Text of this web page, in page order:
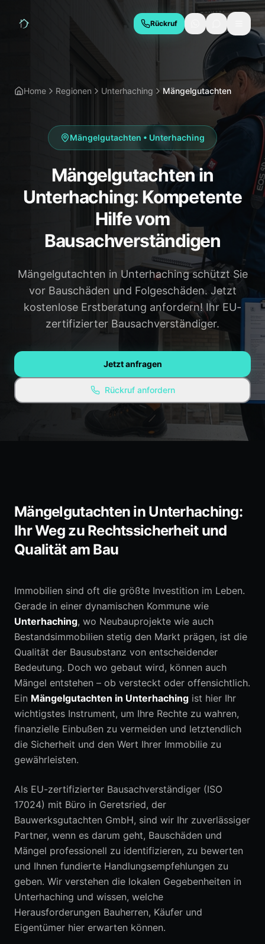
Rückruf
Hauskaufberatung
Bauabnahme
Schimmelgutachten
Energieberatung
REGIONEN
Geretsried
Wolfratshausen
Bad Tölz
Holzkirchen
Gauting
Weilheim
Penzberg
Alle Regionen →
Ratgeber / Blog
Experten-Empfehlungen
Kostenlose Ressourcen
Erstberatung anfragen
Home Regionen Unterhaching Mängelgutachten
Mängelgutachten • Unterhaching
Mängelgutachten in
Unterhaching: Kompetente
Hilfe vom
Bausachverständigen
Mängelgutachten in Unterhaching schützt Sie
vor Bauschäden und Folgeschäden. Jetzt
kostenlose Erstberatung anfordern! Ihr EU-
zertifizierter Bausachverständiger.
Jetzt anfragen
Rückruf anfordern
Mängelgutachten in Unterhaching:
Ihr Weg zu Rechtssicherheit und
Qualität am Bau
Immobilien sind oft die größte Investition im Leben.
Gerade in einer dynamischen Kommune wie
Unterhaching, wo Neubauprojekte wie auch
Bestandsimmobilien stetig den Markt prägen, ist die
Qualität der Bausubstanz von entscheidender
Bedeutung. Doch wo gebaut wird, können auch
Mängel entstehen – ob versteckt oder offensichtlich.
Ein Mängelgutachten in Unterhaching ist hier Ihr
wichtigstes Instrument, um Ihre Rechte zu wahren,
finanzielle Einbußen zu vermeiden und letztendlich
die Sicherheit und den Wert Ihrer Immobilie zu
gewährleisten.
Als EU-zertifizierter Bausachverständiger (ISO
17024) mit Büro in Geretsried, der
Bauwerksgutachten GmbH, sind wir Ihr zuverlässiger
Partner, wenn es darum geht, Bauschäden und
Mängel professionell zu identifizieren, zu bewerten
und Ihnen fundierte Handlungsempfehlungen zu
geben. Wir verstehen die lokalen Gegebenheiten in
Unterhaching und wissen, welche
Herausforderungen Bauherren, Käufer und
Eigentümer hier erwarten können.